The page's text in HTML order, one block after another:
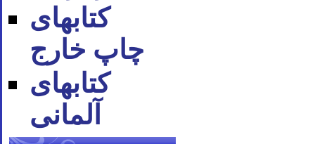
کتاب‪های
چاپ خارج
کتاب‪های
آلمانی